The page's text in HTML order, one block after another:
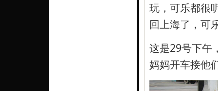
玩，可乐都很
回上海了，可
这是29号下午
妈妈开车接他